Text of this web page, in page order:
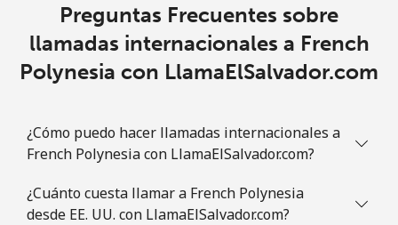
Preguntas Frecuentes sobre
llamadas internacionales a French
Polynesia con LlamaElSalvador.com
¿Cómo puedo hacer llamadas internacionales a
French Polynesia con LlamaElSalvador.com?
¿Cuánto cuesta llamar a French Polynesia
desde EE. UU. con LlamaElSalvador.com?